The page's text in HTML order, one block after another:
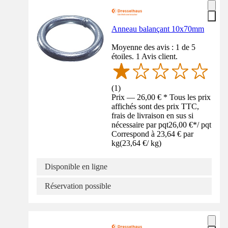
Anneau balançant 10x70mm
Moyenne des avis : 1 de 5
étoiles. 1 Avis client.
(1)
Prix — 26,00 € * Tous les prix
affichés sont des prix TTC,
frais de livraison en sus si
nécessaire par pqt26,00 €*/ pqt
Correspond à 23,64 € par
kg(23,64 €/ kg)
Disponible en ligne
Réservation possible